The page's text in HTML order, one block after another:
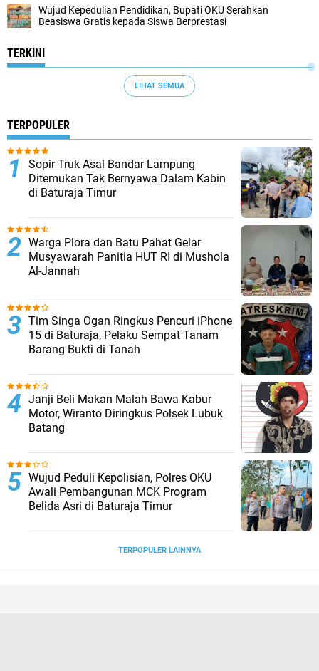
Wujud Kepedulian Pendidikan, Bupati OKU Serahkan
Beasiswa Gratis kepada Siswa Berprestasi
TERKINI
LIHAT SEMUA
TERPOPULER
Sopir Truk Asal Bandar Lampung
Ditemukan Tak Bernyawa Dalam Kabin
di Baturaja Timur
Warga Plora dan Batu Pahat Gelar
Musyawarah Panitia HUT RI di Mushola
Al-Jannah
Tim Singa Ogan Ringkus Pencuri iPhone
15 di Baturaja, Pelaku Sempat Tanam
Barang Bukti di Tanah
Janji Beli Makan Malah Bawa Kabur
Motor, Wiranto Diringkus Polsek Lubuk
Batang
Wujud Peduli Kepolisian, Polres OKU
Awali Pembangunan MCK Program
Belida Asri di Baturaja Timur
TERPOPULER LAINNYA